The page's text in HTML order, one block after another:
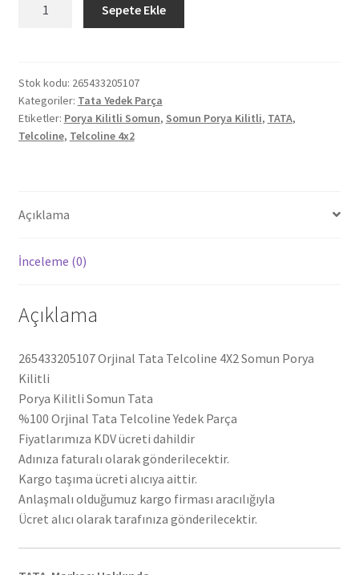
Somun
Porya
Kilitli
265433205107
Sepete Ekle
Stok kodu: 265433205107
Kategoriler: Tata Yedek Parça
Etiketler: Porya Kilitli Somun, Somun Porya Kilitli, TATA,
Telcoline, Telcoline 4x2
Açıklama
İnceleme (0)
Açıklama
265433205107 Orjinal Tata Telcoline 4X2 Somun Porya
Kilitli
Porya Kilitli Somun Tata
%100 Orjinal Tata Telcoline Yedek Parça
Fiyatlarımıza KDV ücreti dahildir
Adınıza faturalı olarak gönderilecektir.
Kargo taşıma ücreti alıcıya aittir.
Anlaşmalı olduğumuz kargo firması aracılığıyla
Ücret alıcı olarak tarafınıza gönderilecektir.